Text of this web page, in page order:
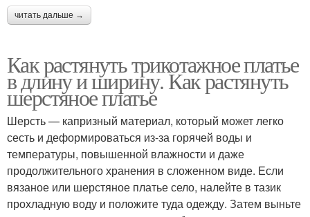
читать дальше →
Как растянуть трикотажное платье
в длину и ширину. Как растянуть
шерстяное платье
Шерсть — капризный материал, который может легко
сесть и деформироваться из-за горячей воды и
температуры, повышенной влажности и даже
продолжительного хранения в сложенном виде. Если
вязаное или шерстяное платье село, налейте в тазик
прохладную воду и положите туда одежду. Затем выньте